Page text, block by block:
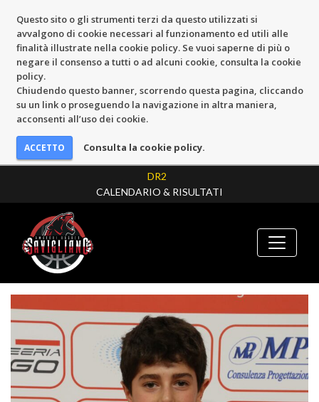
Questo sito o gli strumenti terzi da questo utilizzati si
avvalgono di cookie necessari al funzionamento ed utili alle
finalità illustrate nella cookie policy. Se vuoi saperne di più o
negare il consenso a tutti o ad alcuni cookie, consulta la cookie
policy.
Chiudendo questo banner, scorrendo questa pagina, cliccando
su un link o proseguendo la navigazione in altra maniera,
acconsenti all’uso dei cookie.
Consulta la cookie policy.
DR2
CALENDARIO & RISULTATI